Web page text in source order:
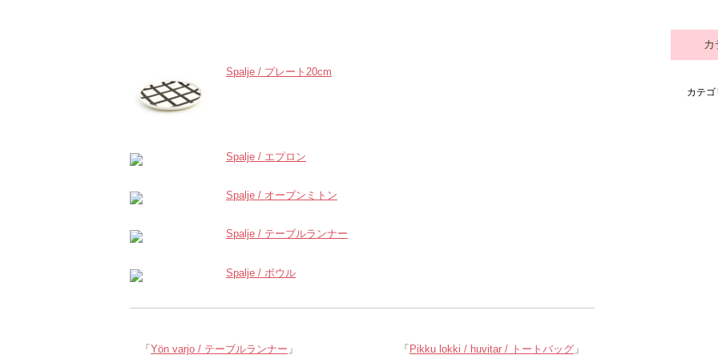
Spalje / プレート20cm
Spalje / エプロン
Spalje / オーブンミトン
Spalje / テーブルランナー
Spalje / ボウル
「 Pikku lokki / huvitar / トートバッグ 」
「 Yön varjo / テーブルランナー 」
カ
カテゴ